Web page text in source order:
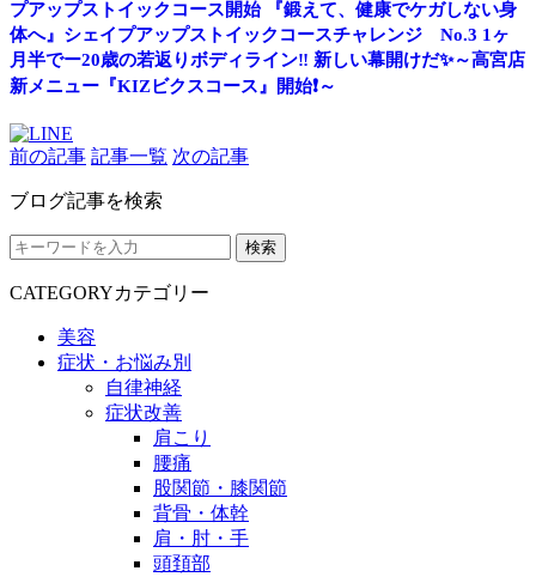
プアップストイックコース開始
『鍛えて、健康でケガしない身
体へ』シェイプアップストイックコースチャレンジ No.3 1ヶ
月半でー20歳の若返りボディライン‼ 新しい幕開けだ✨～高宮店
新メニュー『KIZビクスコース』開始❗～
前の記事 記事一覧 次の記事
ブログ記事を検索
検索
CATEGORYカテゴリー
美容
症状・お悩み別
自律神経
症状改善
肩こり
腰痛
股関節・膝関節
背骨・体幹
肩・肘・手
頭頚部